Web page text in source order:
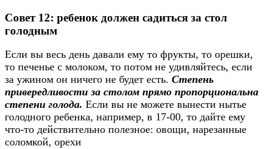
Совет 12: ребенок должен садиться за стол
голодным
Если вы весь день давали ему то фрукты, то орешки,
то печенье с молоком, то потом не удивляйтесь, если
за ужином он ничего не будет есть. Степень
привередливости за столом прямо пропорциональна
степени голода. Если вы не можете вынести нытье
голодного ребенка, например, в 17-00, то дайте ему
что-то действительно полезное: овощи, нарезанные
соломкой, орехи